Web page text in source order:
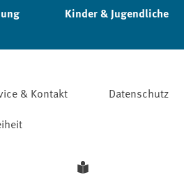
Kinder & Jugendliche
& Kontakt
Datenschutz